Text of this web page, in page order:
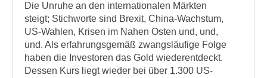
Die Unruhe an den internationalen Märkten
steigt; Stichworte sind Brexit, China-Wachstum,
US-Wahlen, Krisen im Nahen Osten und, und,
und. Als erfahrungsgemäß zwangsläufige Folge
haben die Investoren das Gold wiederentdeckt.
Dessen Kurs liegt wieder bei über 1.300 US-